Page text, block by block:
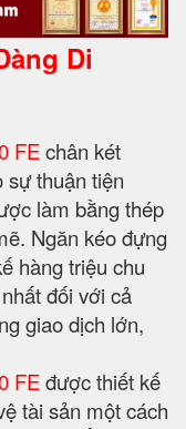
Di
FEchân két
sự thuận tiện
làm bằng thép
Ngăn kéo đựng
hàng triệu chu
đối với cả
giao dịch lớn,
FEđược thiết kế
tài sản một cách